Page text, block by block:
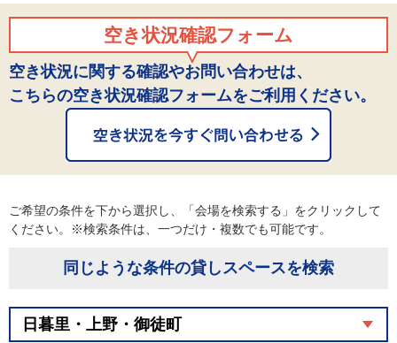
空き状況確認フォーム
空き状況に関する確認やお問い合わせは、
こちらの空き状況確認フォームをご利用ください。
ご希望の条件を下から選択し、「会場を検索する」をクリックして
ください。※検索条件は、一つだけ・複数でも可能です。
同じような条件の貸しスペースを検索